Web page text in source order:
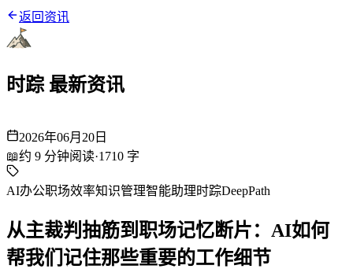
返回资讯
时踪 最新资讯
2026年06月20日
📖约 9 分钟阅读·1710 字
AI办公职场效率知识管理智能助理时踪DeepPath
从主裁判抽筋到职场记忆断片：AI如何
帮我们记住那些重要的工作细节